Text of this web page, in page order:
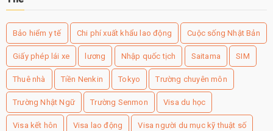
Bảo hiểm y tế Chi phí xuất khẩu lao động Cuộc sống Nhật Bản
Giấy phép lái xe lương Nhập quốc tịch Saitama SIM
Thuê nhà Tiền Nenkin Tokyo Trường chuyên môn
Trường Nhật Ngữ Trường Senmon Visa du học
Visa kết hôn Visa lao động Visa người du mục kỹ thuật số